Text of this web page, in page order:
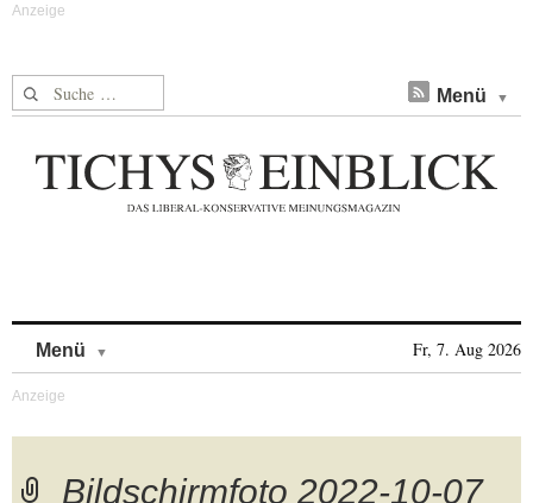
Suche nach: Menü
Menü Fr, 7. Aug 2026
Bildschirmfoto 2022-10-07